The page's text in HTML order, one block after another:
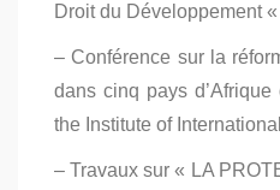
Droit du Développement
– Conférence sur la
dans cinq pays
the Institute of
– Travaux sur « LA